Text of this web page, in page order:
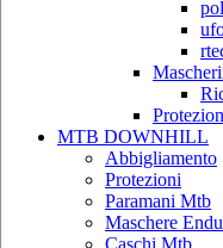
MTB DOWNHILL
Abbigliamento
Protezioni
Paramani Mtb
Maschere
Caschi Mtb